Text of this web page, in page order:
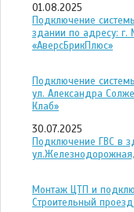
01.08.2025
Подключение
здании по адресу: г.
«АверсБрикПлюс»
Подключение
ул. Александра
Клаб»
30.07.2025
Подключение ГВС в
Монтаж ЦТП и
Строительный